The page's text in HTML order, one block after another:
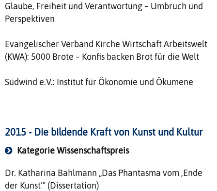
Glaube, Freiheit und Verantwortung – Umbruch und
Perspektiven
Evangelischer Verband Kirche Wirtschaft Arbeitswelt
(KWA): 5000 Brote – Konfis backen Brot für die Welt
Südwind e.V.: Institut für Ökonomie und Ökumene
2015 - Die bildende Kraft von Kunst und Kultur
Kategorie Wissenschaftspreis
Dr. Katharina Bahlmann „Das Phantasma vom ‚Ende
der Kunst‘“ (Dissertation)